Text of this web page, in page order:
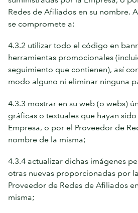
Redes de Afiliados en su nombre.
se compromete a:
4.3.2 utilizar todo el código en
herramientas promocionales
seguimiento que contienen), así
modo alguno ni eliminar ninguna
4.3.3 mostrar en su web (o webs)
gráficas o textuales que hayan
Empresa, o por el Proveedor de
nombre de la misma;
4.3.4 actualizar dichas imágenes
otras nuevas proporcionadas por
Proveedor de Redes de Afiliados
misma;